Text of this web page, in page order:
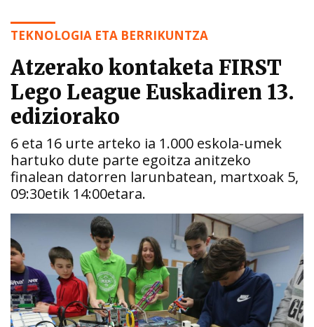
TEKNOLOGIA ETA BERRIKUNTZA
Atzerako kontaketa FIRST
Lego League Euskadiren 13.
ediziorako
6 eta 16 urte arteko ia 1.000 eskola-umek
hartuko dute parte egoitza anitzeko
finalean datorren larunbatean, martxoak 5,
09:30etik 14:00etara.